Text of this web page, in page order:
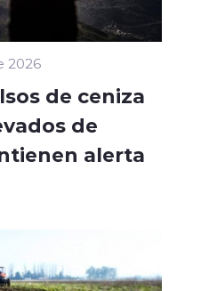
2026
de ceniza
de
alerta